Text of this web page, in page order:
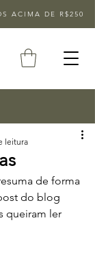
ACIMA DE R$250
leitura
de forma
do blog
queiram ler